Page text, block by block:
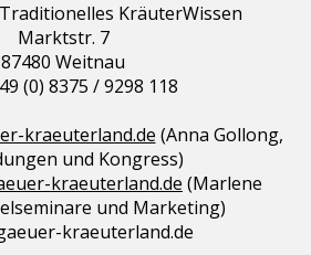
KräuterWissen
Marktstr. 7
87480 Weitnau
(0) 8375 / 9298 118
kraeuterland.de (Anna Gollong,
und Kongress)
kraeuterland.de (Marlene
und Marketing)
kraeuterland.de